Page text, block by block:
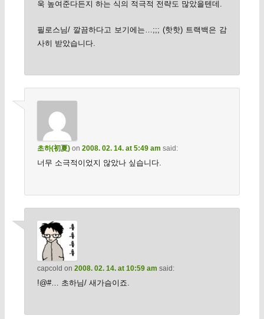
욱 높여준다든지 하는 식의 적극적 전략도 많았을텐데.
필로스님/ 깔끔하다고 보기에는…;;; (핫핫) 트랙백은 감
사히 받았습니다.
초하(初夏)on 2008. 02. 14. at 5:49 am said:
너무 소극적이었지 않았나 싶습니다.
capcold on 2008. 02. 14. at 10:59 am said:
!@#… 초하님/ 새가슴이죠.